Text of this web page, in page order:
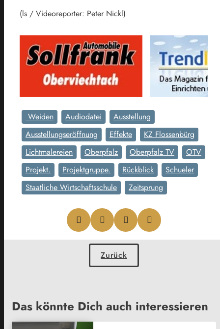
(ls / Videoreporter: Peter Nickl)
Weiden Audiodatei
Ausstellung
Ausstellungseröffnung
Effekte
KZ Flossenbürg
Lichtmalereien
Oberpfalz Oberpfalz TV
OTV
Projekt.
Projektgruppe. Rückblick
Schueler
Staatliche Wirtschaftsschule
Zeitsprung
Zurück
Das könnte Dich auch interessieren